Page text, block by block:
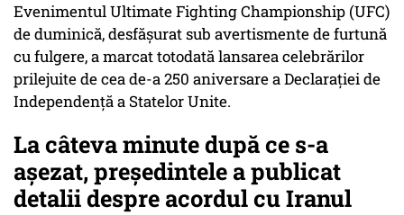
Evenimentul Ultimate Fighting Championship (UFC)
de duminică, desfăşurat sub avertismente de furtună
cu fulgere, a marcat totodată lansarea celebrărilor
prilejuite de cea de-a 250 aniversare a Declaraţiei de
Independenţă a Statelor Unite.
La câteva minute după ce s-a
aşezat, preşedintele a publicat
detalii despre acordul cu Iranul